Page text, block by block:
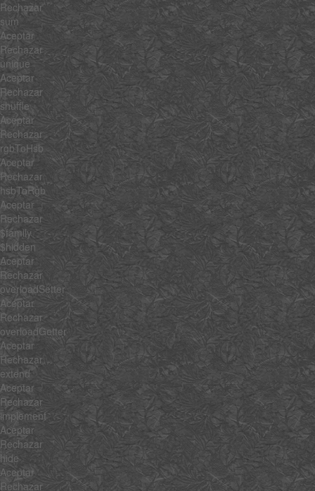
Rechazar
sum
Aceptar
Rechazar
unique
Aceptar
Rechazar
shuffle
Aceptar
Rechazar
rgbToHsb
Aceptar
Rechazar
hsbToRgb
Aceptar
Rechazar
$family
$hidden
Aceptar
Rechazar
overloadSetter
Aceptar
Rechazar
overloadGetter
Aceptar
Rechazar
extend
Aceptar
Rechazar
implement
Aceptar
Rechazar
hide
Aceptar
Rechazar